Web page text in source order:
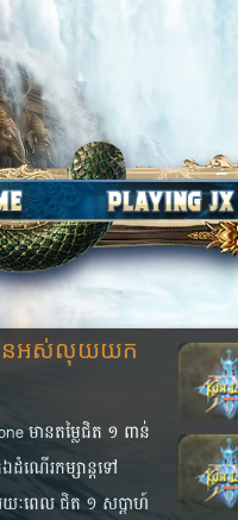
មិន​អស់​លុយ​យក​
មាន​តម្លៃ​ជិត ១ ពាន់​
ដំណើរ​កម្សាន្ត​ទៅ​
យៈ​ពេល ជិត ១ សប្ដាហ៍​